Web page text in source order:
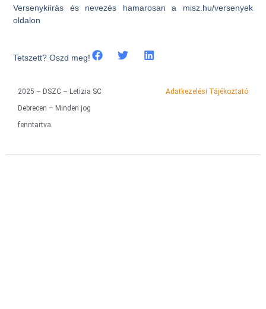
Versenykiírás és nevezés hamarosan a misz.hu/versenyek
oldalon
Tetszett? Oszd meg!
2025 – DSZC – Letizia SC
Debrecen – Minden jog
fenntartva.
Adatkezelési Tájékoztató